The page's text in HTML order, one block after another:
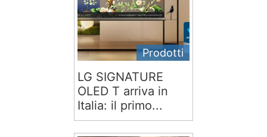
Prodotti
LG SIGNATURE
OLED T arriva in
Italia: il primo...